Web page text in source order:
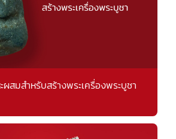
ผสมสำหรับสร้างพระเครื่องพระบูชา